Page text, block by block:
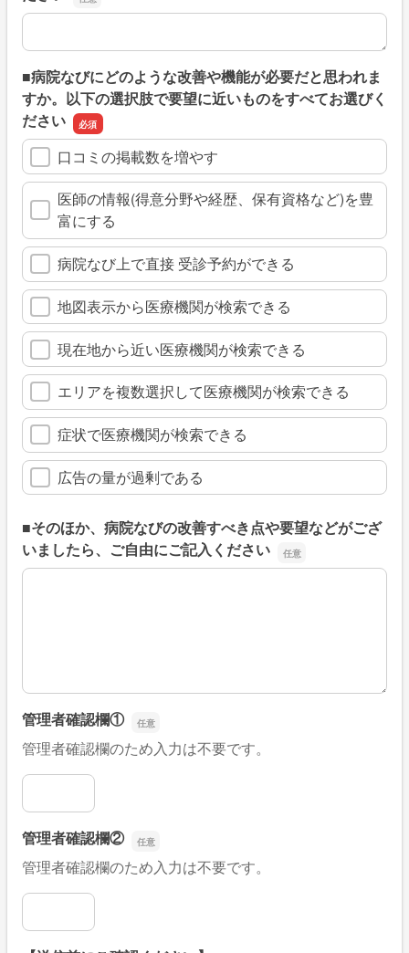
上記のように回答された具体的な理由があればご記入くだ
■病院なびにどのような改善や機能が必要だと思われま
すか。以下の選択肢で要望に近いものをすべてお選びく
ださい
口コミの掲載数を増やす
医師の情報(得意分野や経歴、保有資格など)を豊
富にする
病院なび上で直接 受診予約ができる
地図表示から医療機関が検索できる
現在地から近い医療機関が検索できる
エリアを複数選択して医療機関が検索できる
症状で医療機関が検索できる
広告の量が過剰である
■そのほか、病院なびの改善すべき点や要望などがござ
いましたら、ご自由にご記入ください
■そのほか、病院なびの改善すべき点や要望などがござい
管理者確認欄①
管理者確認欄のため入力は不要です。
管理者確認欄①
管理者確認欄②
管理者確認欄のため入力は不要です。
管理者確認欄②